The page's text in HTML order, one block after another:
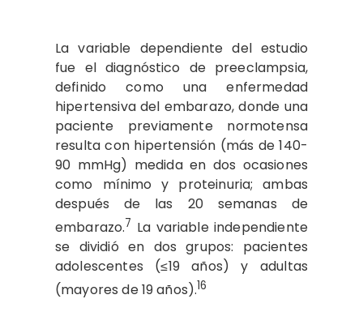
La variable dependiente del estudio
fue el diagnóstico de preeclampsia,
definido como una enfermedad
hipertensiva del embarazo, donde una
paciente previamente normotensa
resulta con hipertensión (más de 140-
90 mmHg) medida en dos ocasiones
como mínimo y proteinuria; ambas
después de las 20 semanas de
embarazo.7 La variable independiente
se dividió en dos grupos: pacientes
adolescentes (≤19 años) y adultas
(mayores de 19 años).16